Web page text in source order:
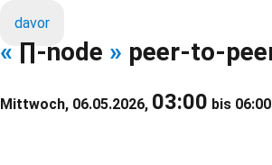
davor
« ∏-node » peer-to-
Mittwoch, 06.05.2026, 03:00 bis